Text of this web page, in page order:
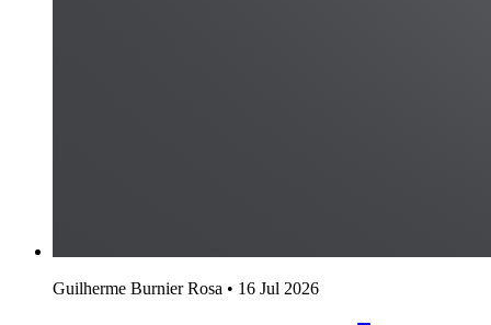
Guilherme Burnier Rosa • 16 Jul 2026